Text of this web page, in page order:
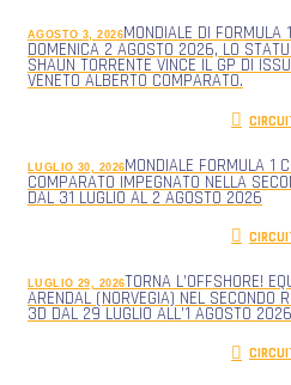
AGOSTO 3, 2026MONDIALE DI FORMULA
DOMENICA 2 AGOSTO 2026, LO
SHAUN TORRENTE VINCE IL GP DI
VENETO ALBERTO COMPARATO.
LUGLIO 30, 2026MONDIALE FORMULA 1
COMPARATO IMPEGNATO NELLA
DAL 31 LUGLIO AL 2 AGOSTO 2026
LUGLIO 29, 2026TORNA L’OFFSHORE!
ARENDAL (NORVEGIA) NEL SECONDO
3D DAL 29 LUGLIO ALL’1 AGOSTO 2026